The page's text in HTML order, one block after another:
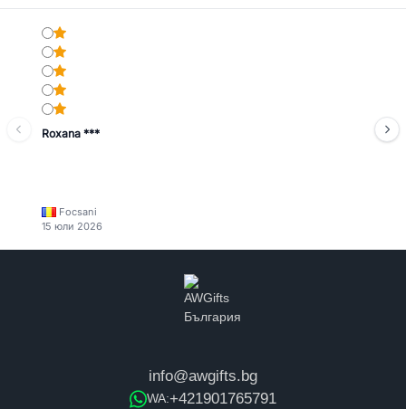
Roxana ***
Focsani
15 юли 2026
info@awgifts.bg
WA:+421901765791